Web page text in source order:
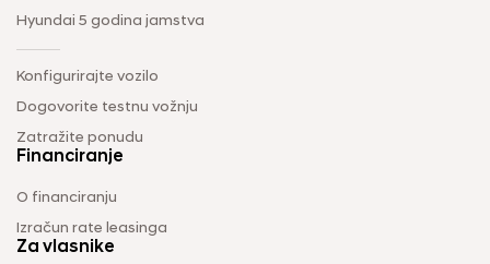
Hyundai 5 godina jamstva
Konfigurirajte vozilo
Dogovorite testnu vožnju
Zatražite ponudu
Financiranje
O financiranju
Izračun rate leasinga
Za vlasnike